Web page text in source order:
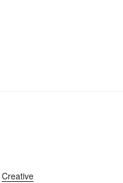
Creative